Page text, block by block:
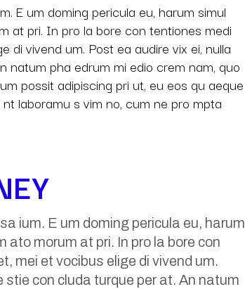
E um doming pericula eu, harum simul
at pri. In pro la bore con tentiones medi
di vivend um. Post ea audire vix ei, nulla
natum pha edrum mi edio crem nam, quo
possit adipiscing pri ut, eu eos qu aeque
laboramu s vim no, cum ne pro mpta
ium. E um doming pericula eu, harum
morum at pri. In pro la bore con
mei et vocibus elige di vivend um.
stie con cluda turque per at. An natum